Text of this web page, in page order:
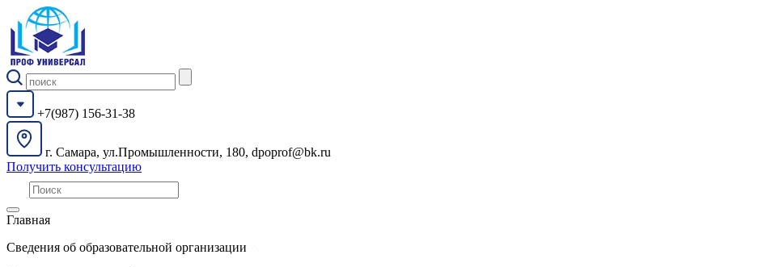
+7(987) 156-31-38
г. Самара, ул.Промышленности, 180, dpoprof@bk.ru
Получить консультацию
Главная
Сведения об образовательной организации